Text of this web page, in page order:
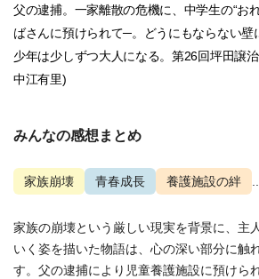
父の逮捕。一家離散の危機に、中学生の“お
ばさんに預けられて─。どうにもならない壁
少年は少しずつ大人になる。第26回坪田譲
中江有里)
みんなの感想まとめ
家族崩壊 青春成長 養護施設の絆
家族の崩壊という厳しい現実を背景に、主
いく姿を描いた物語は、心の深い部分に触
す。父の逮捕により児童養護施設に預けら